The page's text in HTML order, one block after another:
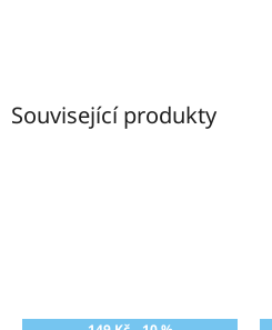
Související produkty